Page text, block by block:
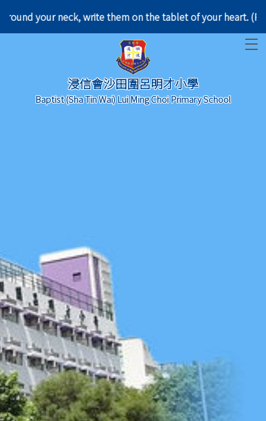
your neck, write them on the tablet of your heart.
浸信會沙田圍呂明才小學
Baptist (Sha Tin Wai) Lui Ming Choi Primary School